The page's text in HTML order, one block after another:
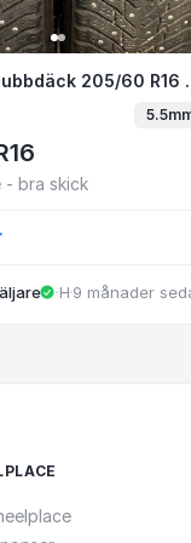
XL Goodyear
Dubbdäck 2 st Beg.
- bra skick
· Huskvarna
·9 månader